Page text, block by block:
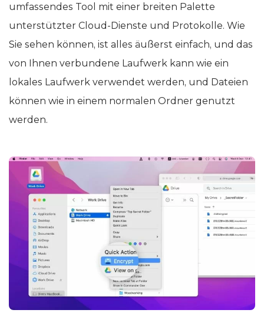
umfassendes Tool mit einer breiten Palette
unterstützter Cloud-Dienste und Protokolle. Wie
Sie sehen können, ist alles äußerst einfach, und das
von Ihnen verbundene Laufwerk kann wie ein
lokales Laufwerk verwendet werden, und Dateien
können wie in einem normalen Ordner genutzt
werden.